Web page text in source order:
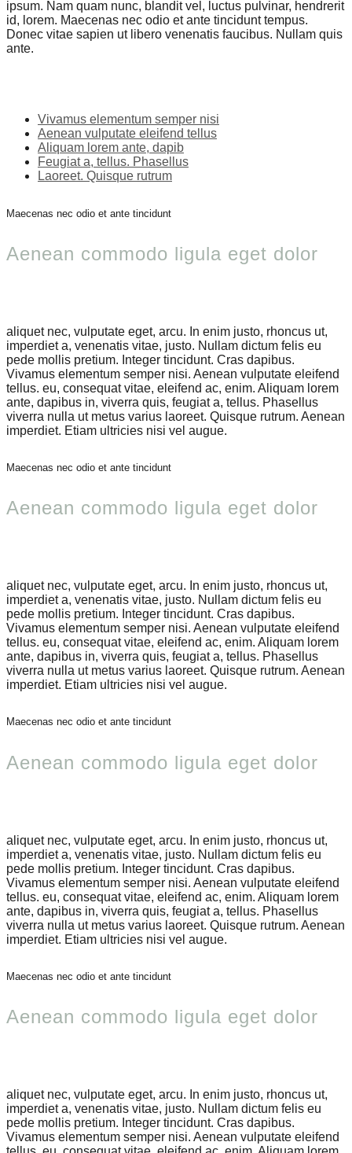
ipsum. Nam quam nunc, blandit vel, luctus pulvinar, hendrerit
id, lorem. Maecenas nec odio et ante tincidunt tempus.
Donec vitae sapien ut libero venenatis faucibus. Nullam quis
ante.
Vivamus elementum semper nisi
Aenean vulputate eleifend tellus
Aliquam lorem ante, dapib
Feugiat a, tellus. Phasellus
Laoreet. Quisque rutrum
Maecenas nec odio et ante tincidunt
Aenean commodo ligula eget dolor
aliquet nec, vulputate eget, arcu. In enim justo, rhoncus ut,
imperdiet a, venenatis vitae, justo. Nullam dictum felis eu
pede mollis pretium. Integer tincidunt. Cras dapibus.
Vivamus elementum semper nisi. Aenean vulputate eleifend
tellus. eu, consequat vitae, eleifend ac, enim. Aliquam lorem
ante, dapibus in, viverra quis, feugiat a, tellus. Phasellus
viverra nulla ut metus varius laoreet. Quisque rutrum. Aenean
imperdiet. Etiam ultricies nisi vel augue.
Maecenas nec odio et ante tincidunt
Aenean commodo ligula eget dolor
aliquet nec, vulputate eget, arcu. In enim justo, rhoncus ut,
imperdiet a, venenatis vitae, justo. Nullam dictum felis eu
pede mollis pretium. Integer tincidunt. Cras dapibus.
Vivamus elementum semper nisi. Aenean vulputate eleifend
tellus. eu, consequat vitae, eleifend ac, enim. Aliquam lorem
ante, dapibus in, viverra quis, feugiat a, tellus. Phasellus
viverra nulla ut metus varius laoreet. Quisque rutrum. Aenean
imperdiet. Etiam ultricies nisi vel augue.
Maecenas nec odio et ante tincidunt
Aenean commodo ligula eget dolor
aliquet nec, vulputate eget, arcu. In enim justo, rhoncus ut,
imperdiet a, venenatis vitae, justo. Nullam dictum felis eu
pede mollis pretium. Integer tincidunt. Cras dapibus.
Vivamus elementum semper nisi. Aenean vulputate eleifend
tellus. eu, consequat vitae, eleifend ac, enim. Aliquam lorem
ante, dapibus in, viverra quis, feugiat a, tellus. Phasellus
viverra nulla ut metus varius laoreet. Quisque rutrum. Aenean
imperdiet. Etiam ultricies nisi vel augue.
Maecenas nec odio et ante tincidunt
Aenean commodo ligula eget dolor
aliquet nec, vulputate eget, arcu. In enim justo, rhoncus ut,
imperdiet a, venenatis vitae, justo. Nullam dictum felis eu
pede mollis pretium. Integer tincidunt. Cras dapibus.
Vivamus elementum semper nisi. Aenean vulputate eleifend